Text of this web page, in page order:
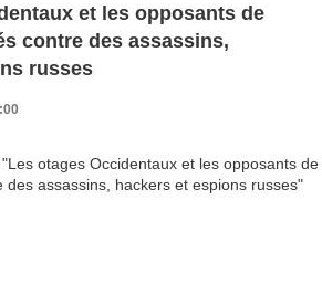
et les opposants de
contre des assassins,
russes